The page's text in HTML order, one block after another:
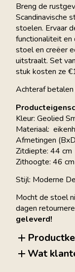
Breng de
Scandinavische
stoelen. Ervaar
functionaliteit en
stoel en creëer
uitstraalt. Set
stuk kosten ze
Achteraf betalen
Kleur: Geolied
Materiaal:
Afmetingen
Zitdiepte: 44 cm
Zithoogte: 46 cm
Stijl: Moderne
Mocht de stoel
dagen
geleverd!
Wat